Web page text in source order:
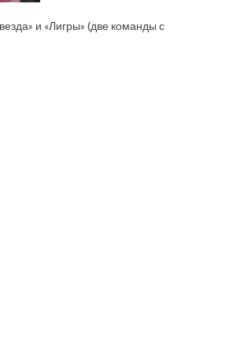
и «Лигры» (две команды с